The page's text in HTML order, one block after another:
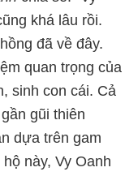
khá lâu rồi.
đã về đây.
quan trọng của
sinh con cái. Cả
gũi thiên
dựa trên gam
này, Vy Oanh